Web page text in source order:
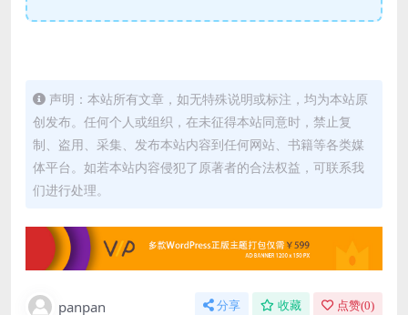
声明：本站所有文章，如无特殊说明或标注，均为本站原
创发布。任何个人或组织，在未征得本站同意时，禁止复
制、盗用、采集、发布本站内容到任何网站、书籍等各类媒
体平台。如若本站内容侵犯了原著者的合法权益，可联系我
们进行处理。
panpan 分享 收藏 点赞(0)